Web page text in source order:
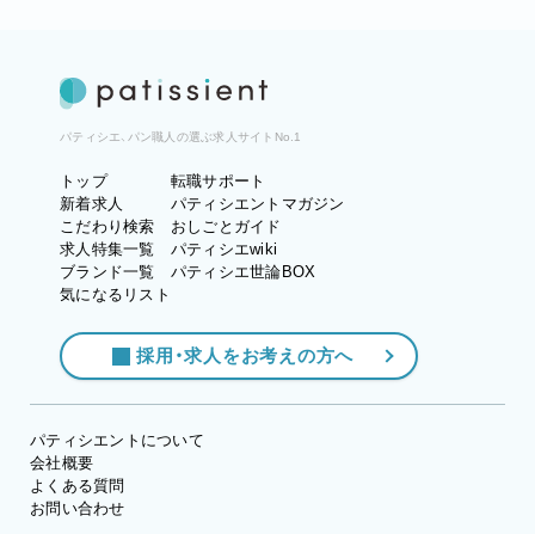
パティシエ、パン職人の選ぶ求人サイトNo.1
トップ
新着求人
こだわり検索
求人特集一覧
ブランド一覧
気になるリスト
転職サポート
パティシエントマガジン
おしごとガイド
パティシエwiki
パティシエ世論BOX
採用・求人をお考えの方へ
パティシエントについて
会社概要
よくある質問
お問い合わせ